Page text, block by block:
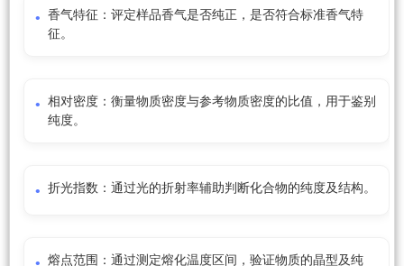
香气特征：评定样品香气是否纯正，是否符合标准香气特
征。
相对密度：衡量物质密度与参考物质密度的比值，用于鉴别
纯度。
折光指数：通过光的折射率辅助判断化合物的纯度及结构。
熔点范围：通过测定熔化温度区间，验证物质的晶型及纯